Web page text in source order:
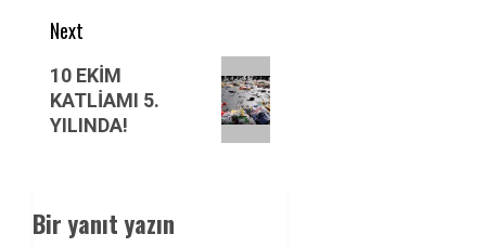
Next
Next
post:
10 EKİM
KATLİAMI 5.
YILINDA!
Bir yanıt yazın